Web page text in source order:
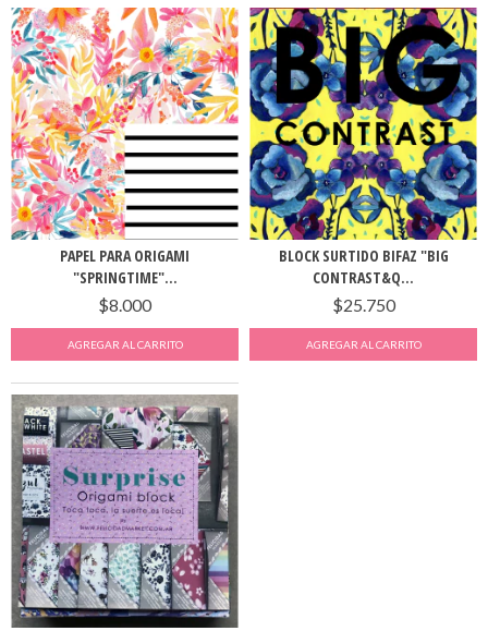
PAPEL PARA ORIGAMI
"SPRINGTIME"...
$8.000
BLOCK SURTIDO BIFAZ "BIG
CONTRAST&Q...
$25.750